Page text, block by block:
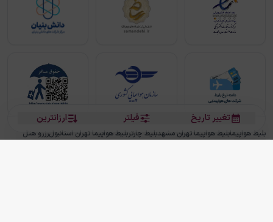
ارزانترین فیلتر تغییر تاریخ
بلیط هواپیمابلیط هواپیما تهران مشهدبلیط چارتربلیط هواپیما تهران استانبولرزرو هتل